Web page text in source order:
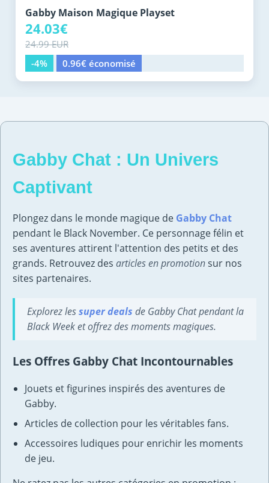
Gabby Maison Magique Playset
24.03€
24.99 EUR
-4%
0.96€ économisé
Gabby Chat : Un Univers
Captivant
Plongez dans le monde magique de Gabby Chat
pendant le Black November. Ce personnage félin et
ses aventures attirent l'attention des petits et des
grands. Retrouvez des articles en promotionsur nos
sites partenaires.
Explorez lessuper deals de Gabby Chat pendant la
Black Week et offrez des moments magiques.
Les Offres Gabby Chat Incontournables
Jouets et figurines inspirés des aventures de
Gabby.
Articles de collection pour les véritables fans.
Accessoires ludiques pour enrichir les moments
de jeu.